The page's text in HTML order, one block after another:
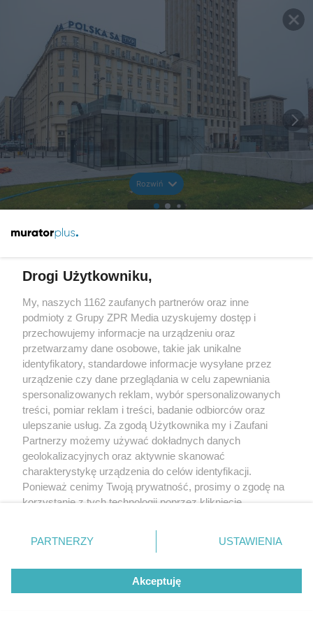
Rozwiń
Drogi Użytkowniku,
My, naszych 1162 zaufanych partnerów oraz inne
podmioty z Grupy ZPR Media uzyskujemy dostęp i
przechowujemy informacje na urządzeniu oraz
przetwarzamy dane osobowe, takie jak unikalne
identyfikatory, standardowe informacje wysyłane przez
urządzenie czy dane przeglądania w celu zapewniania
spersonalizowanych reklam, wybór spersonalizowanych
treści, pomiar reklam i treści, badanie odbiorców oraz
ulepszanie usług. Za zgodą Użytkownika my i Zaufani
Partnerzy możemy używać dokładnych danych
geolokalizacyjnych oraz aktywnie skanować
charakterystykę urządzenia do celów identyfikacji.
Ponieważ cenimy Twoją prywatność, prosimy o zgodę na
korzystanie z tych technologii poprzez kliknięcie
zmienić/wycofać klikając przycisk ustawień prywatności
znajdujący się w lewym dolnym rogu strony
rodzaje przetwarzania danych nie wymagają zgody
użytkownika, ale masz prawo sprzeciwić się takiemu
przetwarzaniu. Preferencje będą miały zastosowanie tylko
PARTNERZY USTAWIENIA
Akceptuję